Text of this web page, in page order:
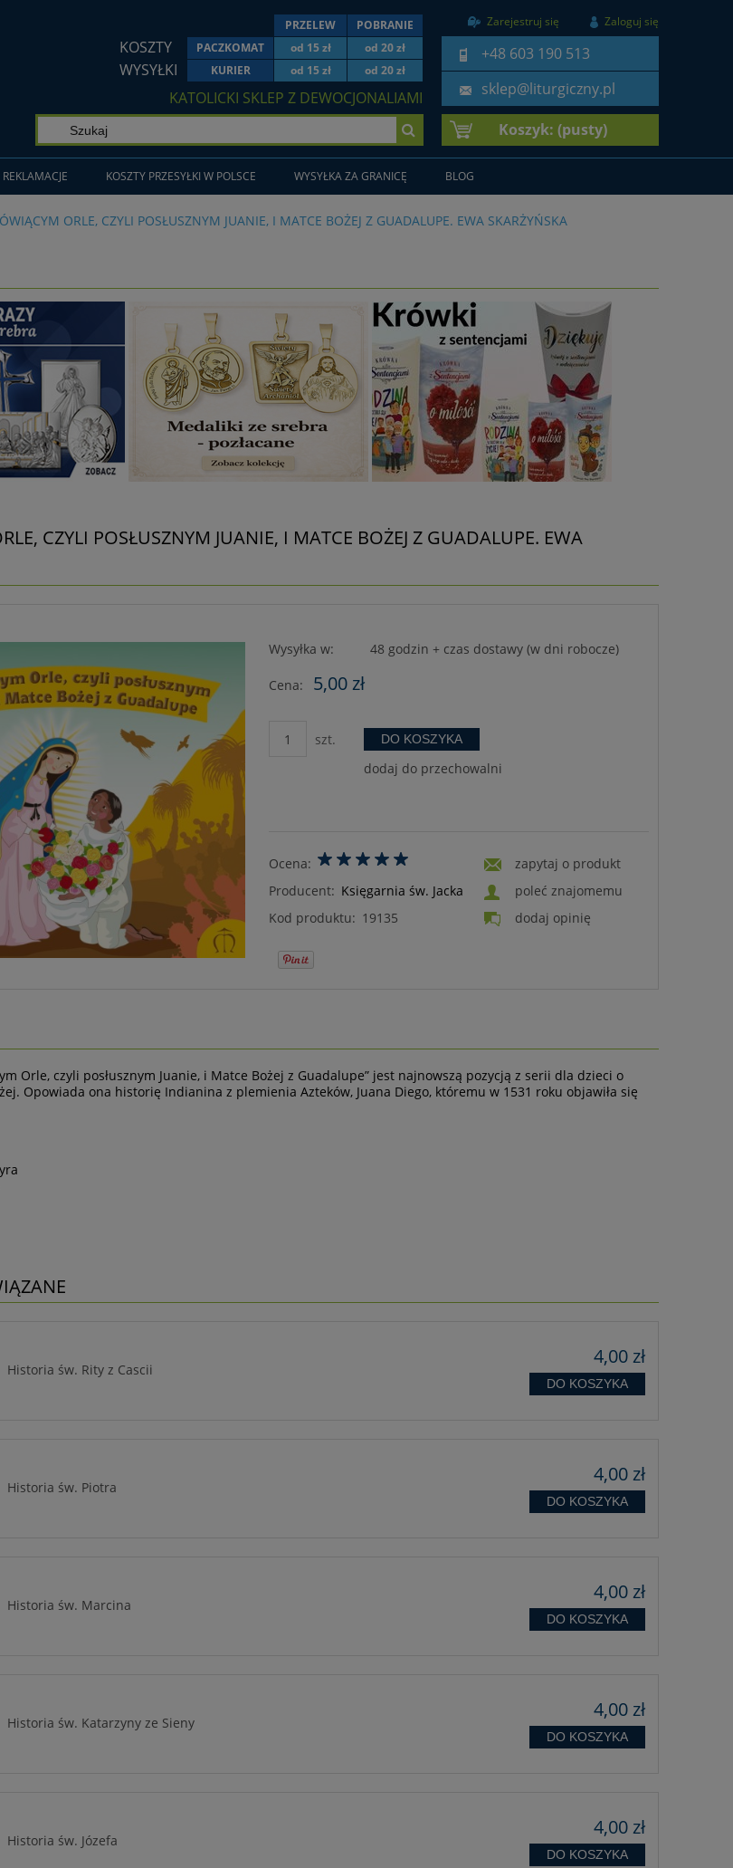
Zarejestruj się Zaloguj się
+48 603 190 513
sklep@liturgiczny.pl
PRZELEW POBRANIE
KOSZTY PACZKOMAT od 15 zł od 20 zł
WYSYŁKI KURIER od 15 zł od 20 zł
KATOLICKI SKLEP Z DEWOCJONALIAMI
Koszyk: (pusty)
KOSZTY PRZESYŁKI W POLSCE WYSYŁKA ZA GRANICĘ BLOG
ORLE, CZYLI POSŁUSZNYM JUANIE, I MATCE BOŻEJ Z GUADALUPE. EWA SKARŻYŃSKA
CZYLI POSŁUSZNYM JUANIE, I MATCE BOŻEJ Z GUADALUPE. EWA
Wysyłka w: 48 godzin + czas dostawy (w dni robocze)
Cena: 5,00 zł
szt. DO KOSZYKA
dodaj do przechowalni
Ocena:
Producent: Księgarnia św. Jacka
Kod produktu: 19135
zapytaj o produkt
poleć znajomemu
dodaj opinię
Orle, czyli posłusznym Juanie, i Matce Bożej z Guadalupe” jest najnowszą pozycją z serii dla dzieci o
Opowiada ona historię Indianina z plemienia Azteków, Juana Diego, któremu w 1531 roku objawiła się
Historia św. Rity z Cascii
4,00 zł
DO KOSZYKA
Historia św. Piotra
4,00 zł
DO KOSZYKA
Historia św. Marcina
4,00 zł
DO KOSZYKA
Historia św. Katarzyny ze Sieny
4,00 zł
DO KOSZYKA
Historia św. Józefa
4,00 zł
DO KOSZYKA